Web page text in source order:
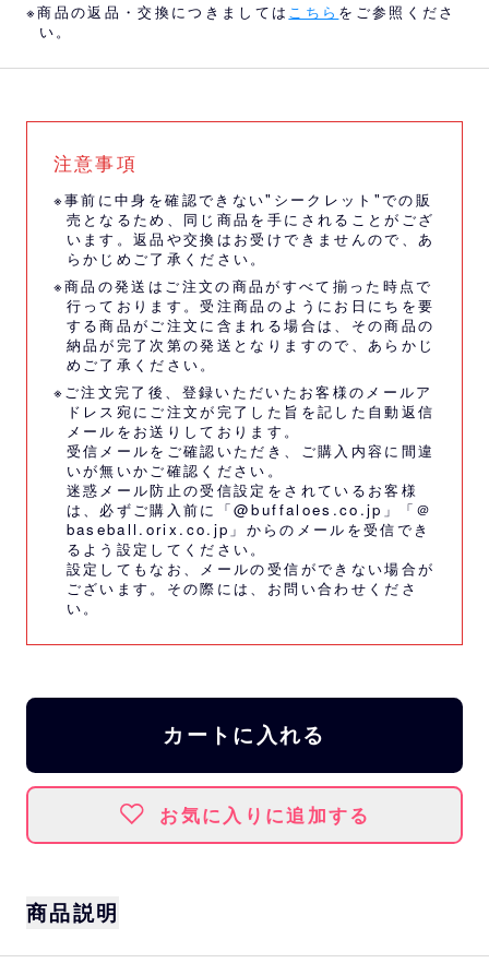
※商品の返品・交換につきましては こちら をご参照くださ
い。
注意事項
※事前に中身を確認できない"シークレット"での販
売となるため、同じ商品を手にされることがござ
います。返品や交換はお受けできませんので、あ
らかじめご了承ください。
※商品の発送はご注文の商品がすべて揃った時点で
行っております。受注商品のようにお日にちを要
する商品がご注文に含まれる場合は、その商品の
納品が完了次第の発送となりますので、あらかじ
めご了承ください。
※ご注文完了後、登録いただいたお客様のメールア
ドレス宛にご注文が完了した旨を記した自動返信
メールをお送りしております。
受信メールをご確認いただき、ご購入内容に間違
いが無いかご確認ください。
迷惑メール防止の受信設定をされているお客様
は、必ずご購入前に「@buffaloes.co.jp」「＠
baseball.orix.co.jp」からのメールを受信でき
るよう設定してください。
設定してもなお、メールの受信ができない場合が
ございます。その際には、 お問い合わせくださ
い。
カートに入れる
お気に入りに追加する
商品説明